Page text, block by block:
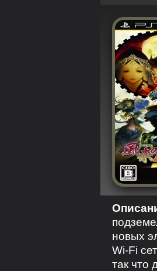
новых
Wi-Fi
так что